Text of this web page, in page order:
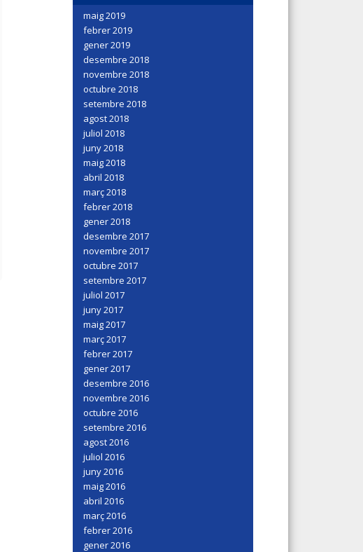
maig 2019
febrer 2019
gener 2019
desembre 2018
novembre 2018
octubre 2018
setembre 2018
agost 2018
juliol 2018
juny 2018
maig 2018
abril 2018
març 2018
febrer 2018
gener 2018
desembre 2017
novembre 2017
octubre 2017
setembre 2017
juliol 2017
juny 2017
maig 2017
març 2017
febrer 2017
gener 2017
desembre 2016
novembre 2016
octubre 2016
setembre 2016
agost 2016
juliol 2016
juny 2016
maig 2016
abril 2016
març 2016
febrer 2016
gener 2016